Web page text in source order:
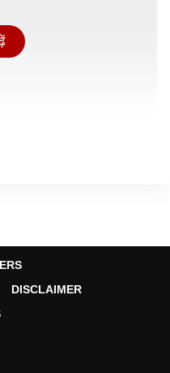
केंद्र सरकार के साथ हर
DISCLAIMER